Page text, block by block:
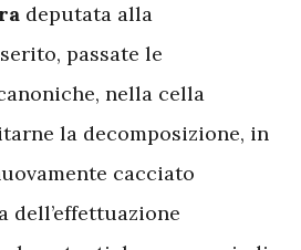
deputata alla
passate le
nella cella
la decomposizione, in
cacciato
dell’effettuazione